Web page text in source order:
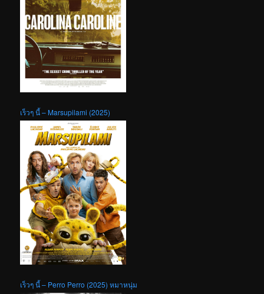
เร็วๆ นี้ – Marsupilami (2025)
เร็วๆ นี้ – Perro Perro (2025) หมาหนุ่ม